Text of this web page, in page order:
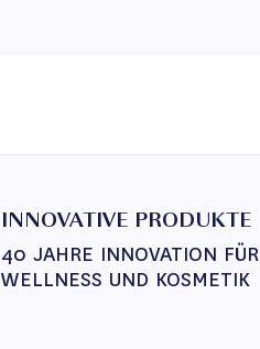
INNOVATIVE PRODUKTE
40 JAHRE INNOVATION FÜR
WELLNESS UND KOSMETIK